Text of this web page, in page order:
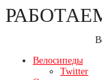
Перейти
к
Велосипеды
Twitter